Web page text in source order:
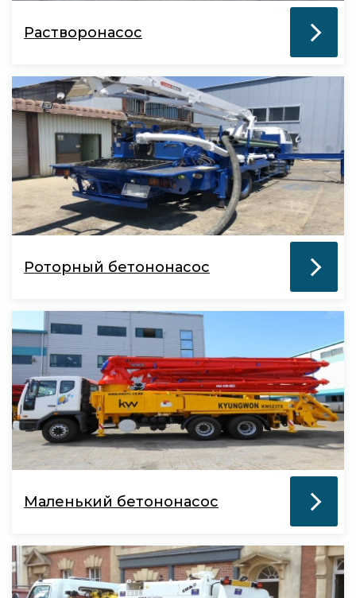
Растворонасос
Роторный бетононасос
Маленький бетононасос